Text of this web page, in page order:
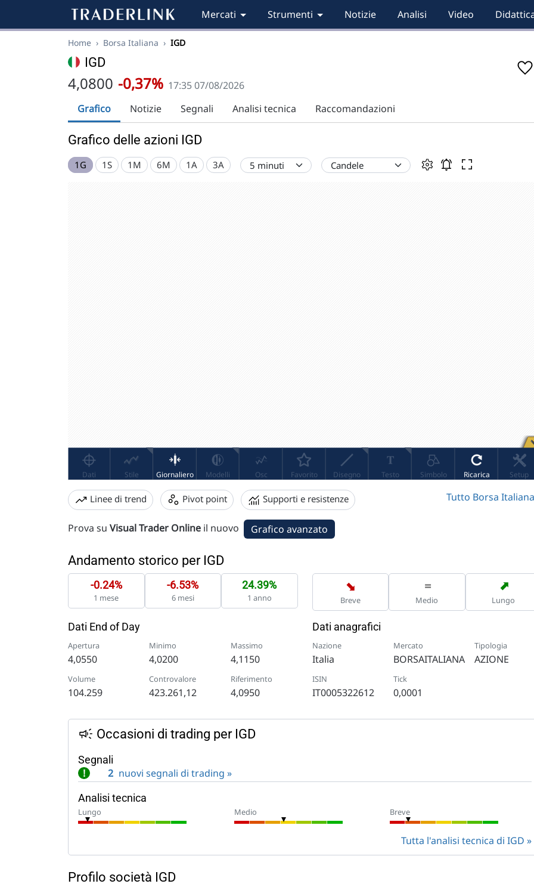
Mercati Strumenti Notizie Analisi Video
Home › Borsa Italiana › IGD
IGD
4,0800 -0,37% 17:35 07/08/2026
Grafico
Notizie Segnali Analisi tecnica Raccomandazioni
Grafico delle azioni IGD
1G 1S 1M 6M 1A 3A
Linee di trend Pivot point Supporti e resistenze Tutto Borsa
Prova su Visual Trader Online il nuovo Grafico avanzato
Andamento storico per IGD
-0.24%
1 mese
-6.53%
6 mesi
24.39%
1 anno
➡
Breve
=
Medio
➡
Lungo
Dati End of Day
Apertura
4,0550
Minimo
4,0200
Massimo
4,1150
Volume
104.259
Controvalore
423.261,12
Riferimento
4,0950
Dati anagrafici
Nazione
Italia
Mercato
BORSAITALIANA
Tipologia
AZIONE
ISIN
IT0005322612
Tick
0,0001
Occasioni di trading per IGD
Segnali
! 2 nuovi segnali di trading »
Analisi tecnica
Lungo Medio Breve
Tutta l'analisi tecnica di IGD
Profilo società IGD